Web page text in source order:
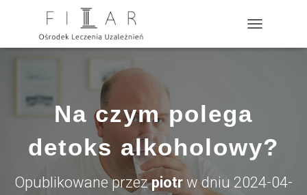
R
A
I
G
Na czym polega
detoks alkoholowy?
Opublikowane przezpiotr w dniu 2024-04-